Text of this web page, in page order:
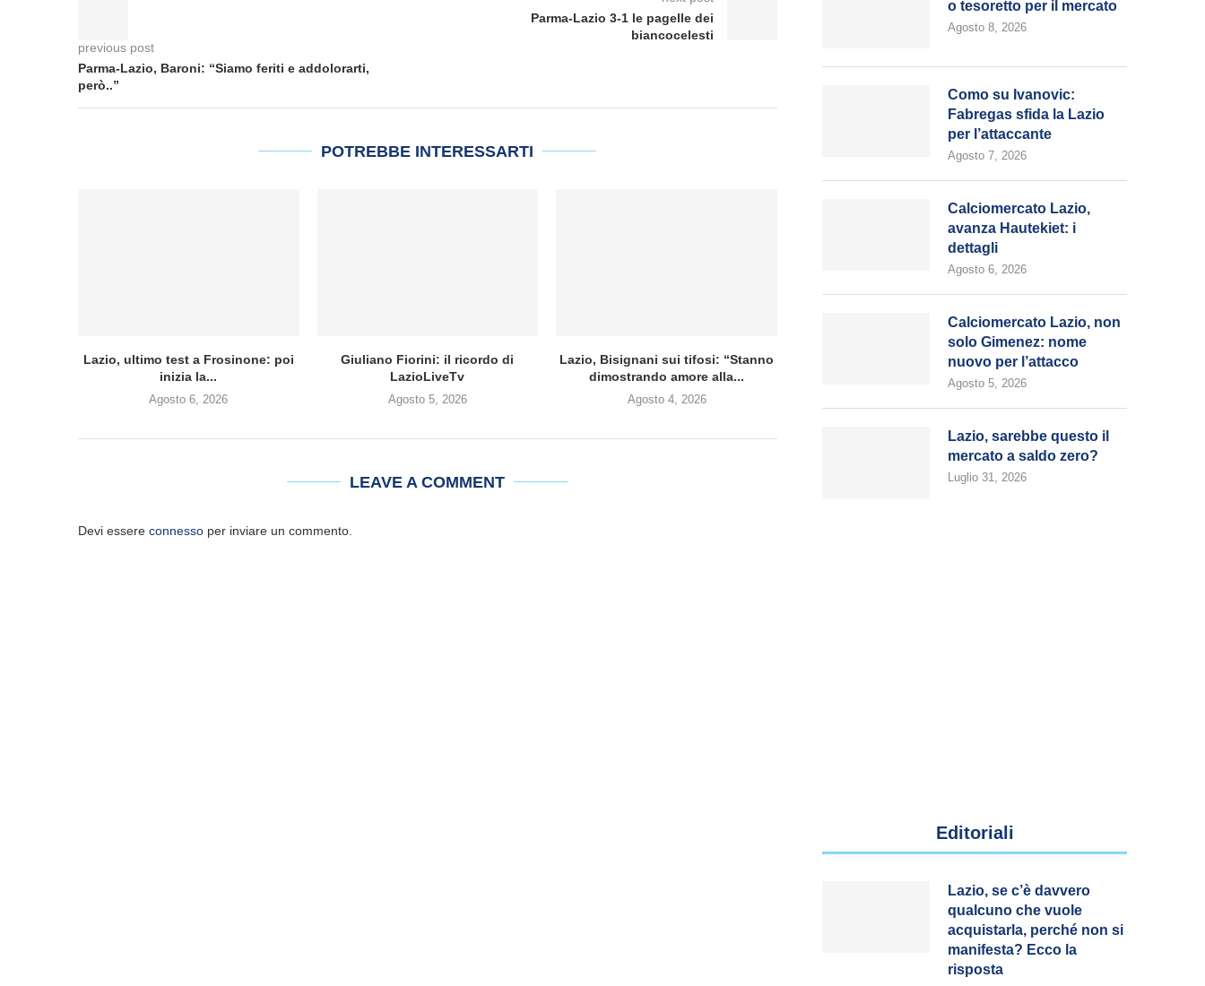
previous post
Parma-Lazio, Baroni: “Siamo feriti e addolorarti,
però..”
Parma-Lazio 3-1 le pagelle dei
biancocelesti
POTREBBE INTERESSARTI
Lazio, ultimo test a Frosinone: poi
inizia la...
Agosto 6, 2026
Giuliano Fiorini: il ricordo di
LazioLiveTv
Agosto 5, 2026
Lazio, Bisignani sui tifosi: “Stanno
dimostrando amore alla...
Agosto 4, 2026
LEAVE A COMMENT
Devi essere connesso per inviare un commento.
o tesoretto per il mercato
Agosto 8, 2026
Como su Ivanovic:
Fabregas sfida la Lazio
per l’attaccante
Agosto 7, 2026
Calciomercato Lazio,
avanza Hautekiet: i
dettagli
Agosto 6, 2026
Calciomercato Lazio, non
solo Gimenez: nome
nuovo per l’attacco
Agosto 5, 2026
Lazio, sarebbe questo il
mercato a saldo zero?
Luglio 31, 2026
Editoriali
Lazio, se c’è davvero
qualcuno che vuole
acquistarla, perché non si
manifesta? Ecco la
risposta